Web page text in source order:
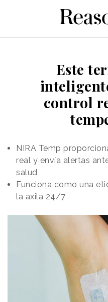
Este
control
NIRA Temp
real y envía alertas
salud
Funciona como una
la axila 24/7